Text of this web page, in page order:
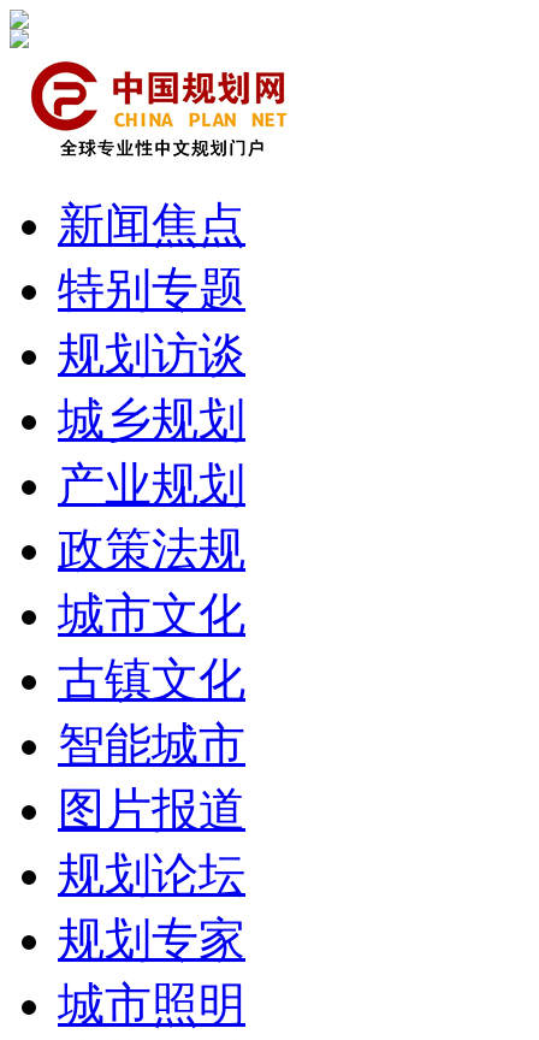
新闻焦点
特别专题
规划访谈
城乡规划
产业规划
政策法规
城市文化
古镇文化
智能城市
图片报道
规划论坛
规划专家
城市照明